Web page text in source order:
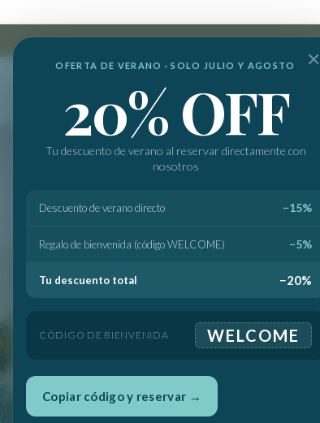
✕
OFERTA DE VERANO · SOLO JULIO Y AGOSTO
20% OFF
Tu descuento de verano al reservar directamente con
nosotros
Descuento de verano directo −15%
Regalo de bienvenida (código WELCOME) −5%
Tu descuento total −20%
CÓDIGO DE BIENVENIDA WELCOME
Copiar código y reservar →
Home Servicios